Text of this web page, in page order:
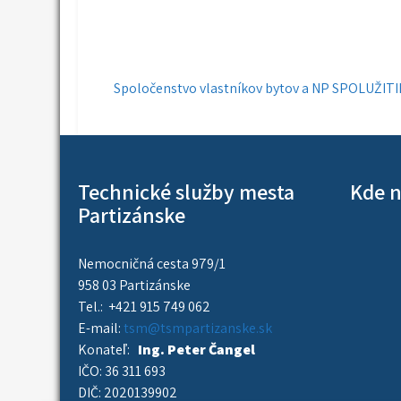
Navigácia
v
Spoločenstvo vlastníkov bytov a NP
Technické služby mesta
Partizánske
Nemocničná cesta 979/1
958 03 Partizánske
Tel.: +421 915 749 062
E-mail:tsm@tsmpartizanske.sk
Konateľ: Ing. Peter Čangel
IČO: 36 311 693
DIČ: 2020139902
Kde